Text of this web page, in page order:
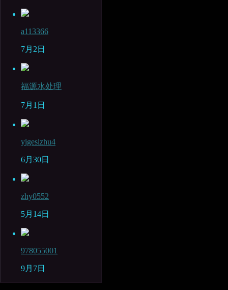
a113366
7月2日
福源水处理
7月1日
yigesizhu4
6月30日
zhy0552
5月14日
978055001
9月7日